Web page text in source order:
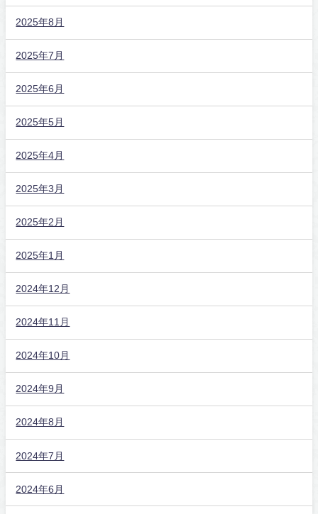
2025年8月
2025年7月
2025年6月
2025年5月
2025年4月
2025年3月
2025年2月
2025年1月
2024年12月
2024年11月
2024年10月
2024年9月
2024年8月
2024年7月
2024年6月